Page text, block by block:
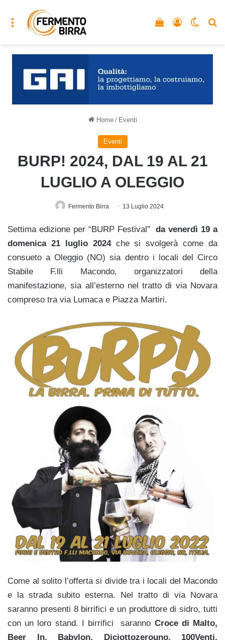
Menu Accedi
Vedi il carrello
Home / Eventi
Eventi
BURP! 2024, DAL 19 AL 21
LUGLIO A OLEGGIO
Fermento Birra 13 Luglio 2024
Settima edizione per “BURP Festival”da venerdì 19 a
domenica 21 luglio 2024 che si svolgerà come da
consueto a Oleggio (NO) sia dentro i locali del Circo
Stabile F.lli Macondo, organizzatori della
manifestazione, sia all’esterno nel tratto di via Novara
compreso tra via Lumaca e Piazza Martiri.
Come al solito l’offerta si divide tra i locali del Macondo
e la strada subito esterna. Nel tratto di via Novara
saranno presenti 8 birrifici e un produttore di sidro, tutti
con un loro stand. I birrifici saranno Croce di Malto,
Beer In, Babylon, Diciottozerouno, 100Venti,